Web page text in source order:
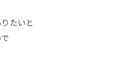
たいと